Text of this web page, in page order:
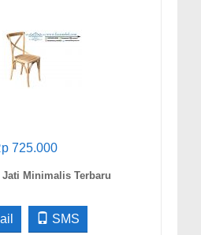
725.000
Jati Minimalis Terbaru
SMS